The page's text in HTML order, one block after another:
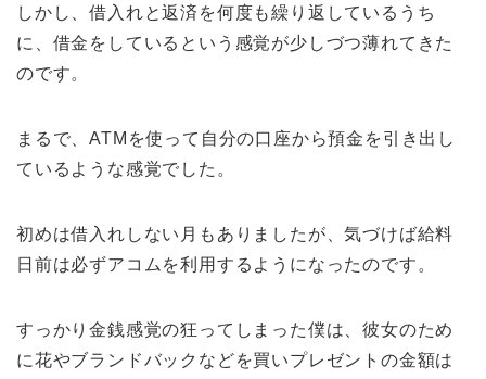
しかし、借入れと返済を何度も繰り返しているうち
に、借金をしているという感覚が少しづつ薄れてきた
のです。
まるで、ATMを使って自分の口座から預金を引き出し
ているような感覚でした。
初めは借入れしない月もありましたが、気づけば給料
日前は必ずアコムを利用するようになったのです。
すっかり金銭感覚の狂ってしまった僕は、彼女のため
に花やブランドバックなどを買いプレゼントの金額は